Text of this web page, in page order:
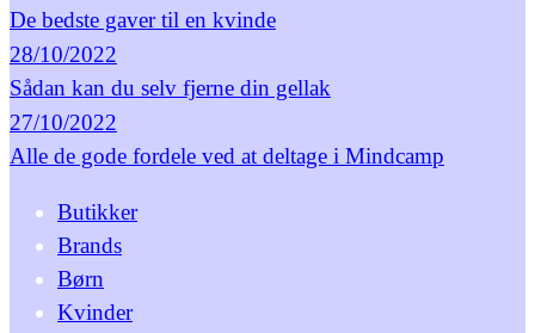
De bedste gaver til en kvinde
28/10/2022
Sådan kan du selv fjerne din gellak
27/10/2022
Alle de gode fordele ved at deltage i Mindcamp
Butikker
Brands
Børn
Kvinder